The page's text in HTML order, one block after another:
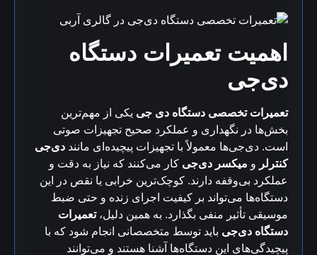
اهمیت تعمیرات دستگاه
دی‌جی
تعمیرات تخصصی دستگاه‌ دی جی یکی از مهم‌ترین
بخش‌ها در نگهداری و عملکرد صحیح تجهیزات صوتی
است. دی‌جی‌ها معمولاً با تجهیزات پیچیده‌ای مانند دی‌جی
کنترلر و میکسر دی‌جی کار می‌کنند که نیاز به دقت و
عملکرد بی‌وقفه دارند. کوچک‌ترین خرابی یا نقص در این
دستگاه‌ها می‌تواند بر کیفیت اجرای زنده و حتی ضبط
موسیقی تأثیر منفی بگذارد. به همین دلیل،تعمیرات
دستگاه دی‌جی باید توسط متخصصانی انجام شود که با
پیچیدگی‌های این دستگاه‌ها آشنا هستند و می‌توانند